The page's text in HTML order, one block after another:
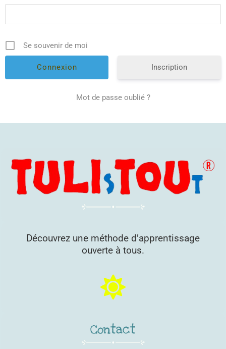
Se souvenir de moi
Inscription
Mot de passe oublié ?
Découvrez une méthode d’apprentissage
ouverte à tous.
Contact